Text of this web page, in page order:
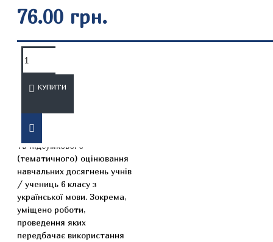
76.00 грн.
КУПИТИ
ОПИС
формувального, поточного
та підсумкового
(тематичного) оцінювання
навчальних досягнень учнів
/ учениць 6 класу з
української мови. Зокрема,
уміщено роботи,
проведення яких
передбачає використання